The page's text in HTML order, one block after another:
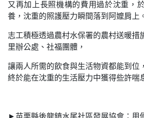
又再加上長照機構的費用過於沈重，
養，沈重的照護壓力瞬間落到阿嬤肩上
志工積極透過農村水保署的農村送暖措
里辦公處、社福團體，
讓兩人所需的飲食與生活物資都能到位
終於能在沈重的生活壓力中獲得些許喘
►苗栗縣後龍鎮水尾社區發展協會：用